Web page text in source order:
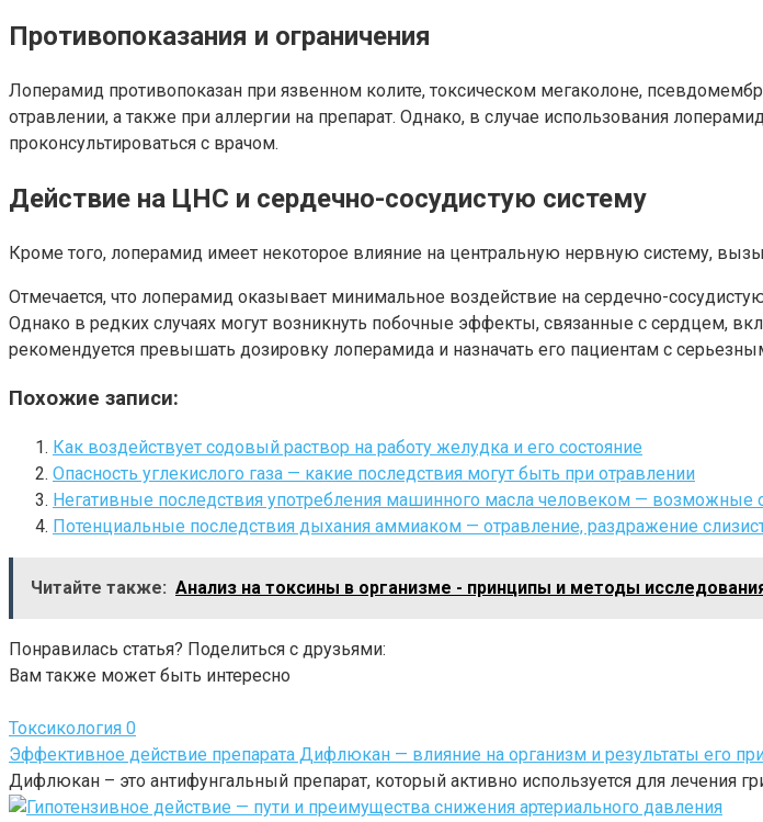
Противопоказания и ограничения
Лоперамид противопоказан при язвенном колите, токсическом мегаколоне,
отравлении, а также при аллергии на препарат. Однако, в случае использования
проконсультироваться с врачом.
Действие на ЦНС и сердечно-сосудистую систему
Кроме того, лоперамид имеет некоторое влияние на центральную нервную систему,
Отмечается, что лоперамид оказывает минимальное воздействие на сердечно-
Однако в редких случаях могут возникнуть побочные эффекты, связанные с сердцем,
рекомендуется превышать дозировку лоперамида и назначать его пациентам с
Похожие записи:
Как воздействует содовый раствор на работу желудка и его состояние
Опасность углекислого газа — какие последствия могут быть при отравлении
Негативные последствия употребления машинного масла человеком — возможные
Потенциальные последствия дыхания аммиаком — отравление, раздражение
Читайте также: Анализ на токсины в организме - принципы и методы
Понравилась статья? Поделиться с друзьями:
Вам также может быть интересно
Токсикология 0
Эффективное действие препарата Дифлюкан — влияние на организм и результаты его
Дифлюкан – это антифунгальный препарат, который активно используется для лечения